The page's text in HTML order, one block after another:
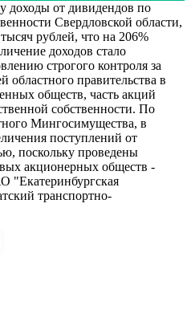
от дивидендов по
Свердловской области,
рублей, что на 206%
доходов стало
строгого контроля за
областного правительства в
обществ, часть акций
собственности. По
Мингосимущества, в
поступлений от
поскольку проведены
акционерных обществ -
транспортно-